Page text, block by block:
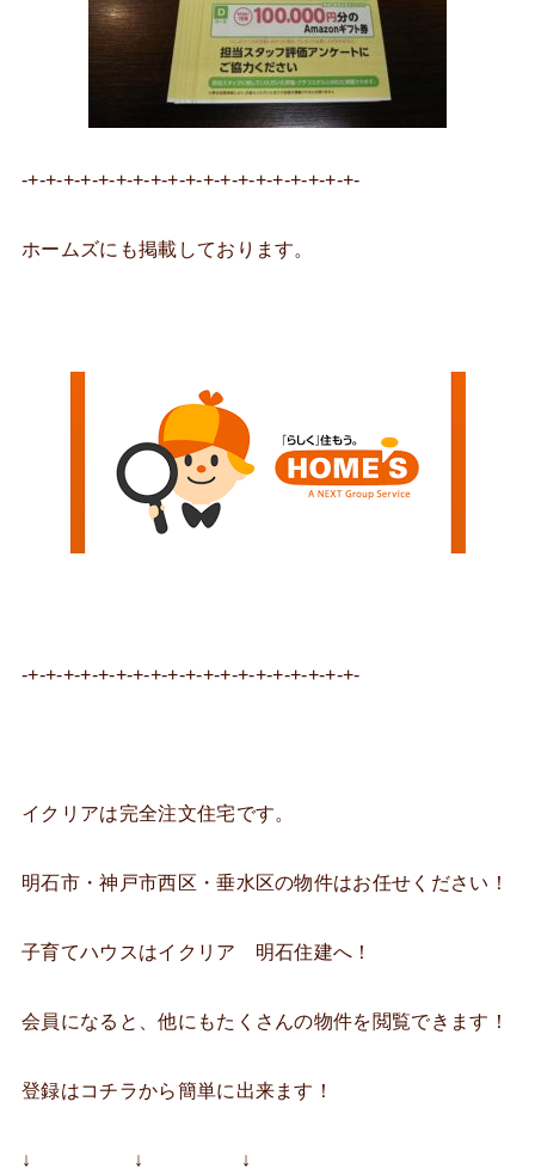
-+-+-+-+-+-+-+-+-+-+-+-+-+-+-+-+-+-+-+-
ホームズにも掲載しております。
-+-+-+-+-+-+-+-+-+-+-+-+-+-+-+-+-+-+-+-
イクリアは完全注文住宅です。
明石市・神戸市西区・垂水区の物件はお任せください！
子育てハウスはイクリア 明石住建へ！
会員になると、他にもたくさんの物件を閲覧できます！
登録はコチラから簡単に出来ます！
↓ ↓ ↓